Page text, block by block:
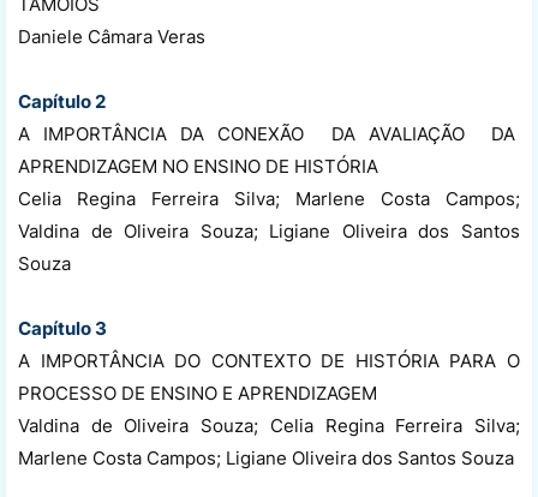
Daniele Câmara Veras
Capítulo 2
A IMPORTÂNCIA DA CONEXÃO DA AVALIAÇÃO DA
APRENDIZAGEM NO ENSINO DE HISTÓRIA
Celia Regina Ferreira Silva; Marlene Costa Campos;
Valdina de Oliveira Souza; Ligiane Oliveira dos Santos
Souza
Capítulo 3
A IMPORTÂNCIA DO CONTEXTO DE HISTÓRIA PARA O
PROCESSO DE ENSINO E APRENDIZAGEM
Valdina de Oliveira Souza; Celia Regina Ferreira Silva;
Marlene Costa Campos; Ligiane Oliveira dos Santos Souza